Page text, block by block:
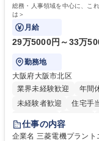
総務・人事領域を中心に、こ
は＞
月給
29万5000円～33万
勤務地
大阪府大阪市北区
業界未経験歓迎
年間
未経験者歓迎
住宅手
退職金あり
駅近5分以内
土日祝
仕事の内容
企業名 三菱電機プラントエンジニ